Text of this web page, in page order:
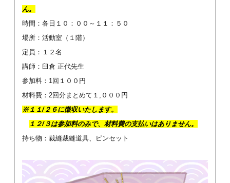
ん。
時間：各日１０：００～１１：５０
場所：活動室（１階）
定員：１２名
講師：臼倉 正代先生
参加料：1回１００円
材料費：2回分まとめて１,０００円
※１１/２６に徴収いたします。
１２/３は参加料のみで、材料費の支払いはありません。
持ち物：裁縫裁縫道具、ピンセット